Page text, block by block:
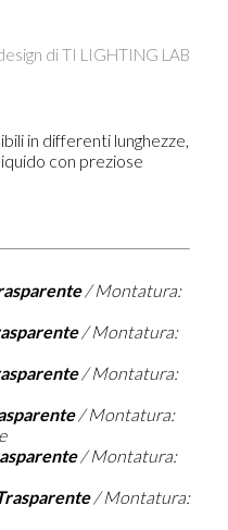
diTI LIGHTING LAB
in differenti lunghezze,
con preziose
/ Montatura:
/ Montatura:
/ Montatura:
/ Montatura:
/ Montatura:
/ Montatura: